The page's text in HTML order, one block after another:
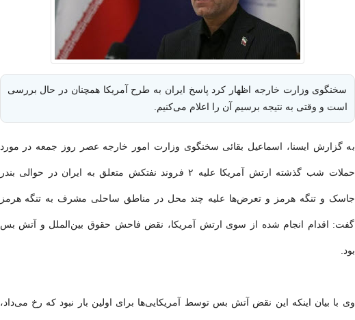
سخنگوی وزارت خارجه اظهار کرد پاسخ ایران به طرح آمریکا همچنان در حال بررسی
است و وقتی به نتیجه برسیم آن را اعلام می‌کنیم.
به گزارش ایسنا، اسماعیل بقائی سخنگوی وزارت امور خارجه عصر روز جمعه در مورد
حملات شب گذشته ارتش آمریکا علیه ٢ فروند نفتکش متعلق به ایران در حوالی بندر
جاسک و تنگه هرمز و تعرض‌ها علیه چند محل در مناطق ساحلی مشرف به تنگه هرمز
گفت: اقدام انجام شده از سوی ارتش آمریکا، نقض فاحش حقوق بین‌الملل و آتش بس
بود.
وی با بیان اینکه این نقض آتش بس توسط آمریکایی‌ها برای اولین بار نبود که رخ می‌داد،